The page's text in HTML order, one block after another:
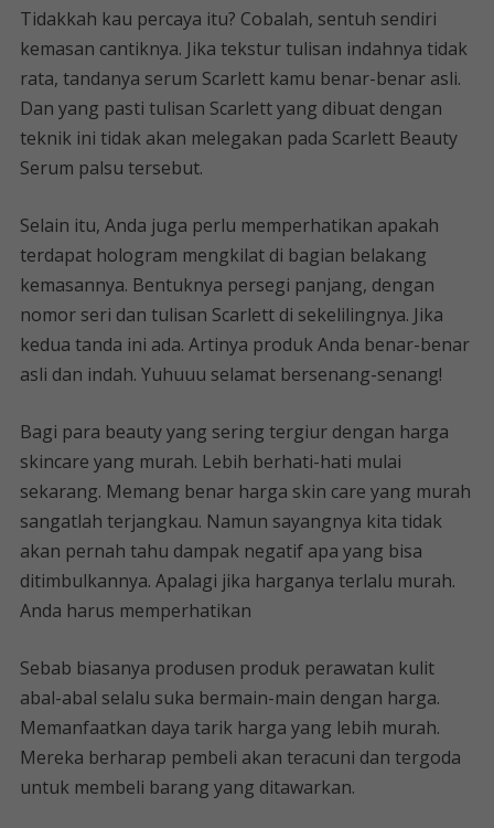
Tidakkah kau percaya itu? Cobalah, sentuh sendiri
kemasan cantiknya. Jika tekstur tulisan indahnya tidak
rata, tandanya serum Scarlett kamu benar-benar asli.
Dan yang pasti tulisan Scarlett yang dibuat dengan
teknik ini tidak akan melegakan pada Scarlett Beauty
Serum palsu tersebut.
Selain itu, Anda juga perlu memperhatikan apakah
terdapat hologram mengkilat di bagian belakang
kemasannya. Bentuknya persegi panjang, dengan
nomor seri dan tulisan Scarlett di sekelilingnya. Jika
kedua tanda ini ada. Artinya produk Anda benar-benar
asli dan indah. Yuhuuu selamat bersenang-senang!
Bagi para beauty yang sering tergiur dengan harga
skincare yang murah. Lebih berhati-hati mulai
sekarang. Memang benar harga skin care yang murah
sangatlah terjangkau. Namun sayangnya kita tidak
akan pernah tahu dampak negatif apa yang bisa
ditimbulkannya. Apalagi jika harganya terlalu murah.
Anda harus memperhatikan
Sebab biasanya produsen produk perawatan kulit
abal-abal selalu suka bermain-main dengan harga.
Memanfaatkan daya tarik harga yang lebih murah.
Mereka berharap pembeli akan teracuni dan tergoda
untuk membeli barang yang ditawarkan.